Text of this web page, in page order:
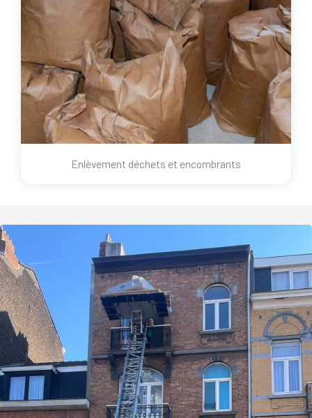
Enlèvement déchets et encombrants